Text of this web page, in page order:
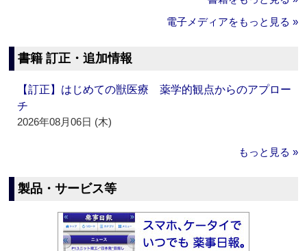
電子メディアをもっと見る »
書籍 訂正・追加情報
【訂正】はじめての獣医療 薬学的観点からのアプロー
チ
2026年08月06日 (木)
もっと見る »
製品・サービス等